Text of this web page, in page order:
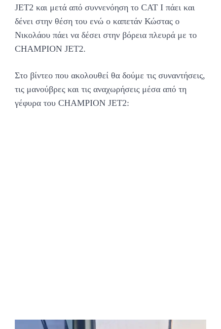
JET2 και μετά από συννενόηση το CAT I πάει και
δένει στην θέση του ενώ ο καπετάν Κώστας ο
Νικολάου πάει να δέσει στην βόρεια πλευρά με το
CHAMPION JET2.
Στο βίντεο που ακολουθεί θα δούμε τις συναντήσεις,
τις μανούβρες και τις αναχωρήσεις μέσα από τη
γέφυρα του CHAMPION JET2: